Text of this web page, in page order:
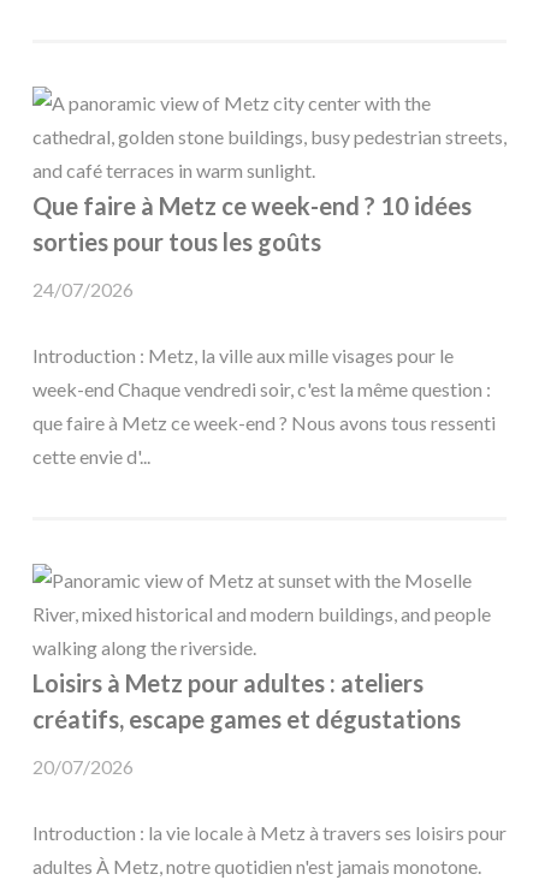
Que faire à Metz ce week-end ? 10 idées
sorties pour tous les goûts
24/07/2026
Introduction : Metz, la ville aux mille visages pour le
week-end Chaque vendredi soir, c'est la même question :
que faire à Metz ce week-end ? Nous avons tous ressenti
cette envie d'...
Loisirs à Metz pour adultes : ateliers
créatifs, escape games et dégustations
20/07/2026
Introduction : la vie locale à Metz à travers ses loisirs pour
adultes À Metz, notre quotidien n'est jamais monotone.